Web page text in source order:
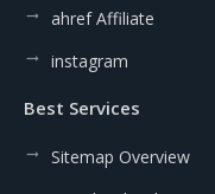
ahref Affiliate
instagram
Best Services
Sitemap Overview